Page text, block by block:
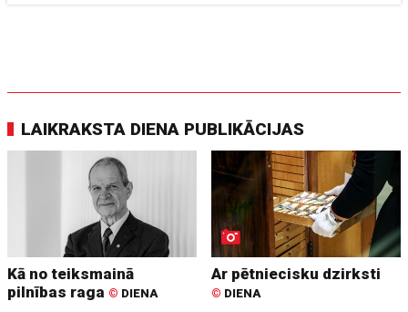
LAIKRAKSTA DIENA PUBLIKĀCIJAS
Kā no teiksmainā
pilnības raga © DIENA
Ar pētniecisku dzirksti
© DIENA